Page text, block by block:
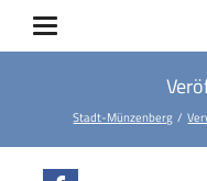
Stadt-Münzenberg